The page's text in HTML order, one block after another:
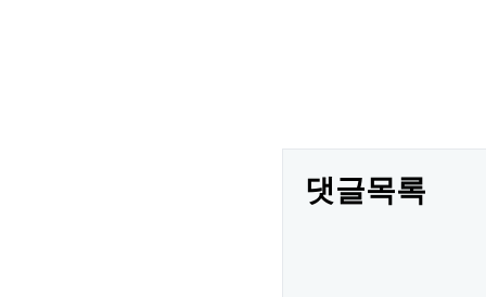
댓글목록